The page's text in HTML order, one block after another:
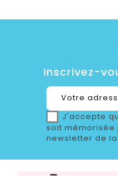
Inscrivez-
J'accepte
soit mémorisée
newsletter de